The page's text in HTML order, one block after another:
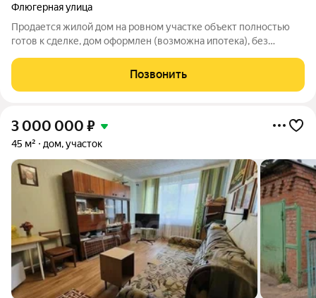
Флюгерная улица
Продается жилой дом на ровном участке объект полностью
готов к сделке, дом оформлен (возможна ипотека), без
жилой, двухэтажный, внутри очень ухоженный, светлый и
чистый. На участке есть баня.
Позвонить
3 000 000 ₽
45 м² дом, участок